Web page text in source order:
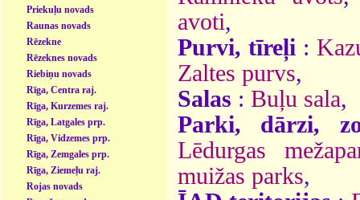
Priekuļu novads
Raunas novads
Rēzekne
Rēzeknes novads
Riebiņu novads
Rīga, Centra raj.
Rīga, Kurzemes raj.
Rīga, Latgales prp.
Rīga, Vidzemes prp.
Rīga, Zemgales prp.
Rīga, Ziemeļu raj.
Rojas novads
avoti,
Purvi, tīreļi :
Zaltes purvs,
Salas : Buļu sala,
Parki, dārzi,
Lēdurgas
muižas parks,